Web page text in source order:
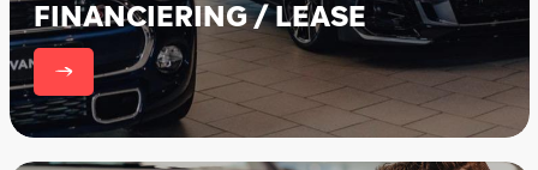
FINANCIERING / LEASE